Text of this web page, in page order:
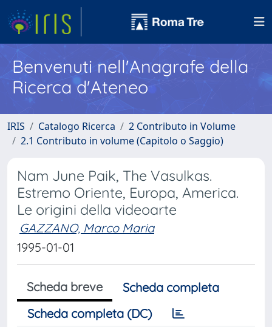
Benvenuti nell'Anagrafe della
Ricerca d'Ateneo
IRIS Catalogo Ricerca
2 Contributo in Volume
2.1 Contributo in volume (Capitolo o Saggio)
Nam June Paik, The Vasulkas.
Estremo Oriente, Europa, America.
Le origini della videoarte
GAZZANO, Marco Maria
1995-01-01
Scheda breve
Scheda completa
Scheda completa (DC)